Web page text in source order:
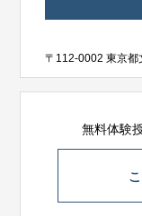
〒112-0002 東京都
無料体験